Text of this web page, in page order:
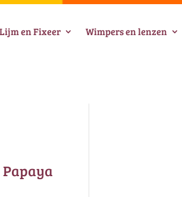
Lijm en Fixeer Wimpers en lenzen